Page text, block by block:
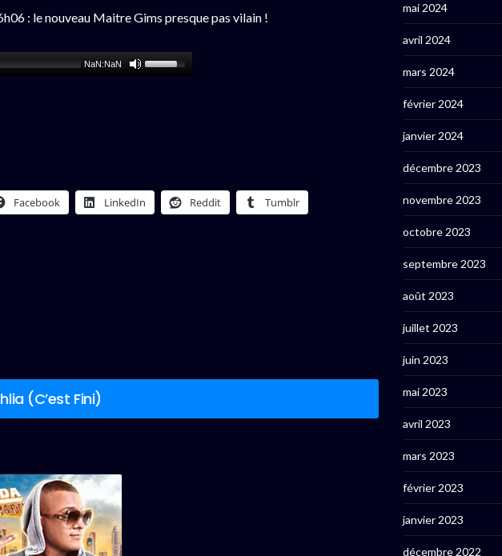
: le nouveau Maitre Gims presque pas vilain !
NaN:NaN
Facebook LinkedIn Reddit Tumblr
(C’est Fini)
mai 2024
avril 2024
mars 2024
février 2024
janvier 2024
décembre 2023
novembre 2023
octobre 2023
septembre 2023
août 2023
juillet 2023
juin 2023
mai 2023
avril 2023
mars 2023
février 2023
janvier 2023
décembre 2022